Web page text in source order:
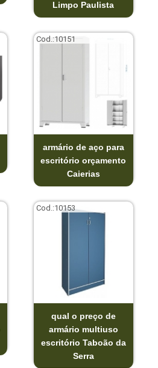
Limpo Paulista
Cod.:10151
armário de aço para
escritório orçamento
Caierias
Cod.:10153
qual o preço de
armário multiuso
escritório Taboão da
Serra